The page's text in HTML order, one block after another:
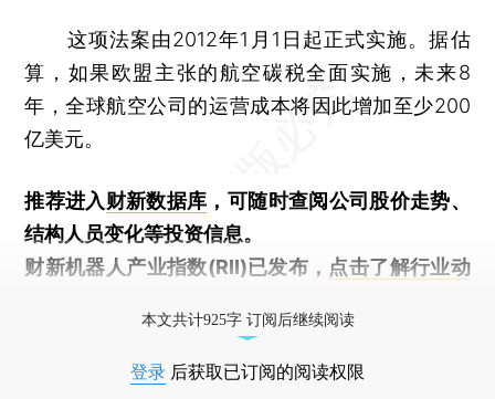
这项法案由2012年1月1日起正式实施。据估
算，如果欧盟主张的航空碳税全面实施，未来8
年，全球航空公司的运营成本将因此增加至少200
亿美元。
推荐进入财新数据库 ，可随时查阅公司股价走势、
结构人员变化等投资信息。
财新机器人产业指数(RII)已发布， 点击了解行业动
本文共计925字 订阅后继续阅读
登录 后获取已订阅的阅读权限